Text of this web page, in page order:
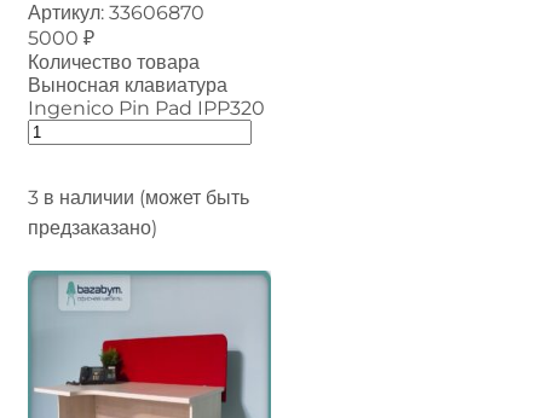
Артикул: 33606870
5000 ₽
Количество товара
Выносная клавиатура
Ingenico Pin Pad IPP320
3 в наличии (может быть
предзаказано)